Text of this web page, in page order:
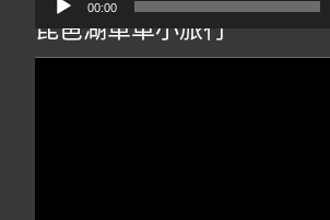
00:00
琵琶湖單車小旅行